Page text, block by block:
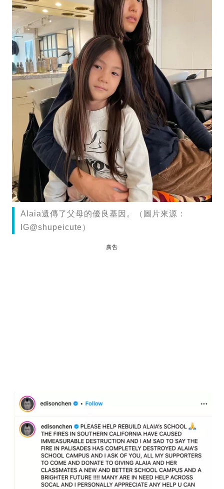
Alaia遺傳了父母的優良基因。（圖片來源：
IG@shupeicute）
廣告